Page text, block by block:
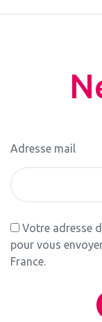
Adresse mail
Votre adresse
pour vous
France.